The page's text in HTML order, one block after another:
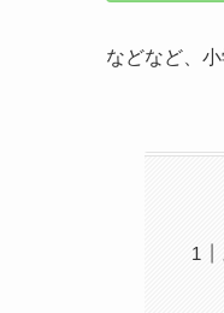
などなど、